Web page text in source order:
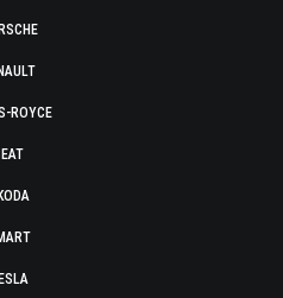
ROYCE